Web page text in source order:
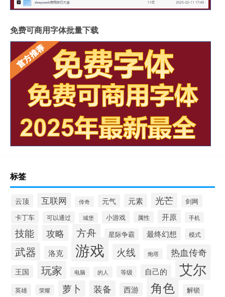
免费可商用字体批量下载
标签
云顶 互联网 传奇 元气 元素 光芒
剑网
卡丁车
可以通过 城堡 小游戏 属性 开原 手机
技能 攻略 方舟 星际争霸 最终幻想 模式
武器 洛克 游戏 火线 炮塔 热血传奇
王国 玩家 电脑 的人 等级 自己的 艾尔
英雄 荣耀 萝卜 装备 西游 角色 解锁